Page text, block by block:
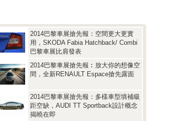
2014巴黎車展搶先報：空間更大更實
用，SKODA Fabia Hatchback/ Combi
巴黎車展比肩發表
2014巴黎車展搶先報︰放大你的想像空
間，全新RENAULT Espace搶先露面
2014巴黎車展搶先報：多樣車型填補級
距空缺，AUDI TT Sportback設計概念
揭曉在即